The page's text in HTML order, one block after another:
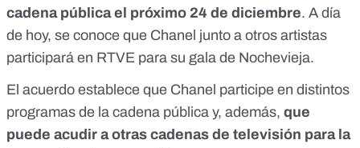
cadena pública el próximo 24 de diciembre. A día
de hoy, se conoce que Chanel junto a otros artistas
participará en RTVE para su gala de Nochevieja.
El acuerdo establece que Chanel participe en distintos
programas de la cadena pública y, además, que
puede acudir a otras cadenas de televisión para la